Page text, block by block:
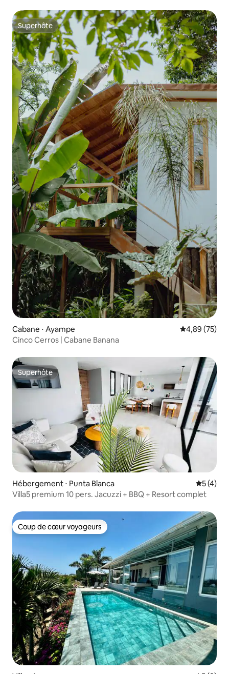
Superhôte
Superhôte
Cabane ⋅ Ayampe Évaluation
4,89 (75)
Cinco Cerros | Cabane Banana
Superhôte
Superhôte
Hébergement ⋅ Punta Blanca
5 (4)
Villa5 premium 10 pers. Jacuzzi + BBQ + Resort complet
Coup de cœur voyageurs
Coup de cœur voyageurs